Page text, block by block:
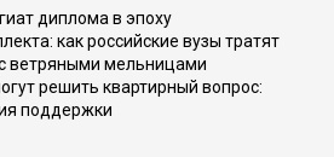
диплома в эпоху
как российские вузы тратят
ветряными мельницами
решить квартирный вопрос:
поддержки